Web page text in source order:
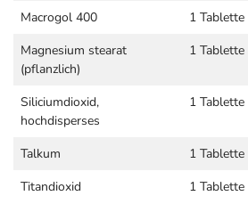
Macrogol 400
1 Tablette
Magnesium stearat
(pflanzlich)
1 Tablette
Siliciumdioxid,
hochdisperses
1 Tablette
Talkum 1 Tablette
Titandioxid
1 Tablette